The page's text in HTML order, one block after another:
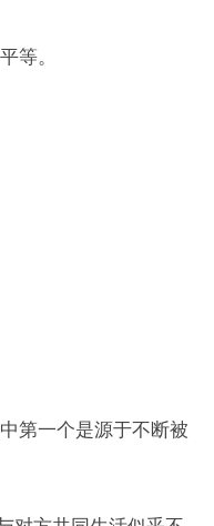
等。
第一个是源于不断被